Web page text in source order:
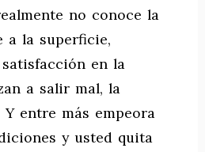
no conoce la
a la superficie,
en la
a salir mal, la
entre más empeora
y usted quita